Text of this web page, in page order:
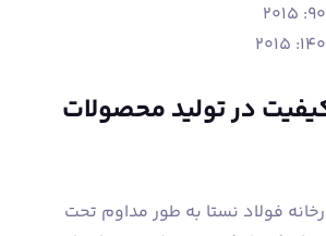
در تولید محصولات
فولاد نستا به طور مداوم تحت